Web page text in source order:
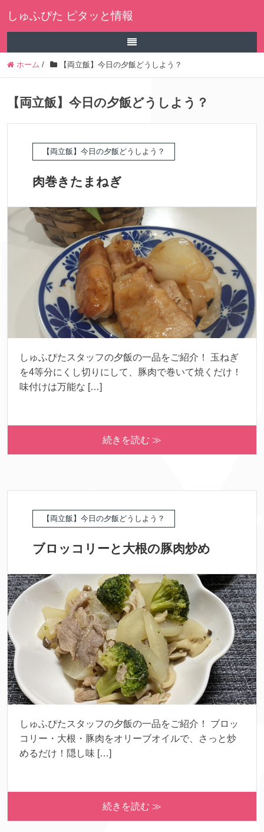
しゅふぴた ピタッと情報
ホーム / 【両立飯】今日の夕飯どうしよう？
【両立飯】今日の夕飯どうしよう？
【両立飯】今日の夕飯どうしよう？
肉巻きたまねぎ
しゅふぴたスタッフの夕飯の一品をご紹介！ 玉ねぎ
を4等分にくし切りにして、豚肉で巻いて焼くだけ！
味付けは万能な […]
続きを読む ≫
【両立飯】今日の夕飯どうしよう？
ブロッコリーと大根の豚肉炒め
しゅふぴたスタッフの夕飯の一品をご紹介！ ブロッ
コリー・大根・豚肉をオリーブオイルで、さっと炒
めるだけ！隠し味 […]
続きを読む ≫